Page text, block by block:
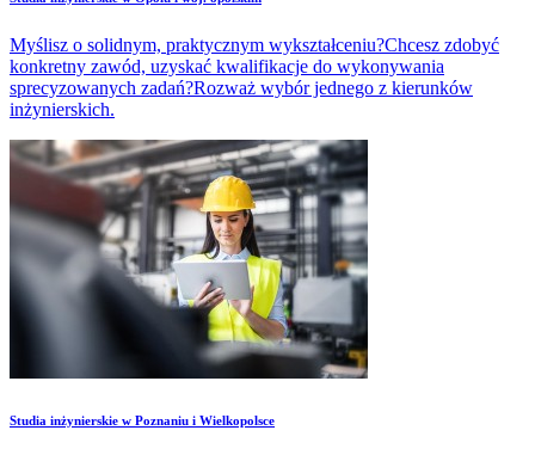
Myślisz o solidnym, praktycznym wykształceniu?Chcesz zdobyć
konkretny zawód, uzyskać kwalifikacje do wykonywania
sprecyzowanych zadań?Rozważ wybór jednego z kierunków
inżynierskich.
Studia inżynierskie w Poznaniu i Wielkopolsce